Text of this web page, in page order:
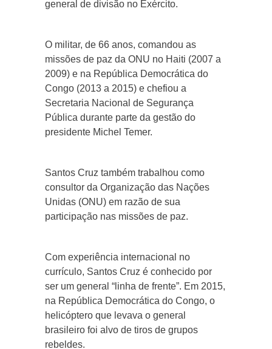
general de divisão no Exército.
O militar, de 66 anos, comandou as
missões de paz da ONU no Haiti (2007 a
2009) e na República Democrática do
Congo (2013 a 2015) e chefiou a
Secretaria Nacional de Segurança
Pública durante parte da gestão do
presidente Michel Temer.
Santos Cruz também trabalhou como
consultor da Organização das Nações
Unidas (ONU) em razão de sua
participação nas missões de paz.
Com experiência internacional no
currículo, Santos Cruz é conhecido por
ser um general “linha de frente”. Em 2015,
na República Democrática do Congo, o
helicóptero que levava o general
brasileiro foi alvo de tiros de grupos
rebeldes.